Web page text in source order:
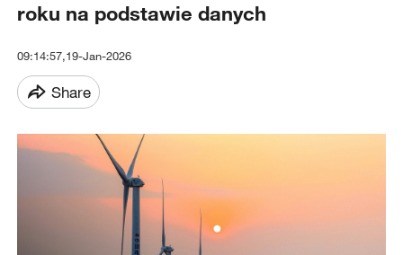
roku na podstawie danych
09:14:57,19-Jan-2026
Share